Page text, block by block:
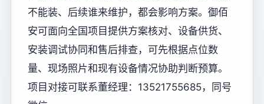
不能装、后续谁来维护，都会影响方案。御佰
安可面向全国项目提供方案核对、设备供货、
安装调试协同和售后排查，可先根据点位数
量、现场照片和现有设备情况协助判断预算。
项目对接可联系董经理：13521755685，同号